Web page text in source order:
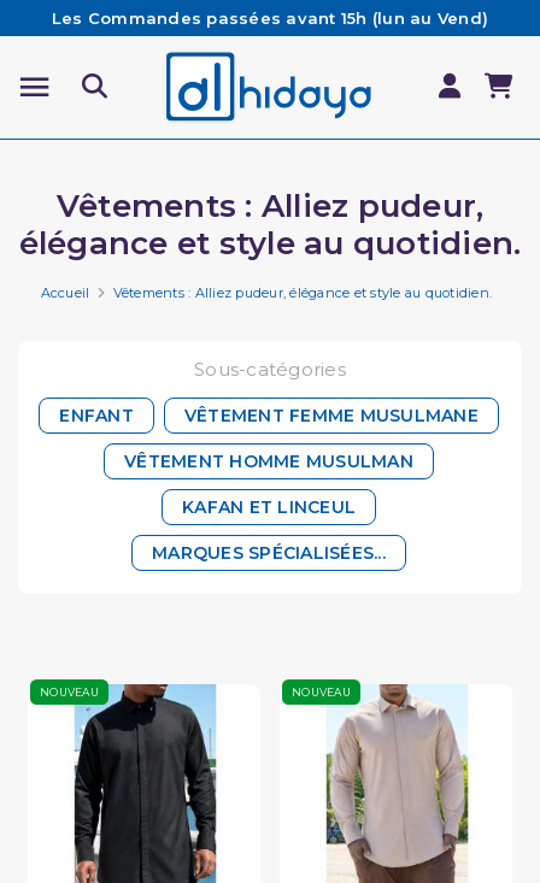
Les Commandes passées avant 15h (lun au Vend)
sont préparées et expédiées le jour même
Besoin d'aide ? Retrouvez notre FAQ
Livraison offerte à partir de 65€ d'achat*
Vêtements : Alliez pudeur,
élégance et style au quotidien.
Accueil Vêtements : Alliez pudeur, élégance et style au quotidien.
Sous-catégories
ENFANT VÊTEMENT FEMME MUSULMANE
VÊTEMENT HOMME MUSULMAN
KAFAN ET LINCEUL
MARQUES SPÉCIALISÉES...
NOUVEAU NOUVEAU